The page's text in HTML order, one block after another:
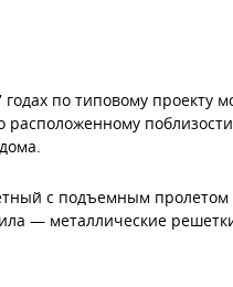
по типовому проекту
с подъемным
— металлические